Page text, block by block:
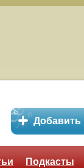
Добавить
Подкасты